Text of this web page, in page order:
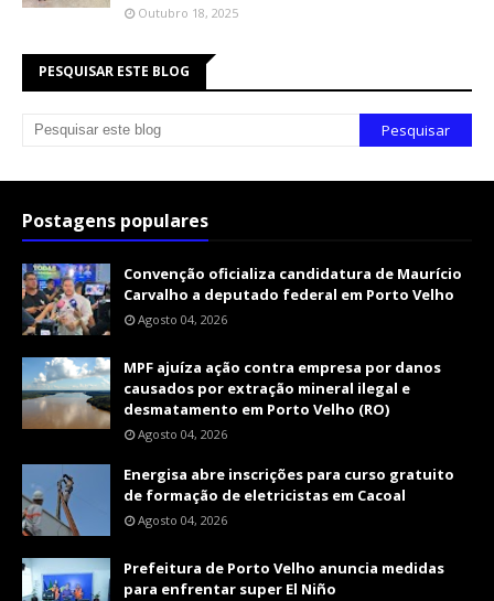
Outubro 18, 2025
PESQUISAR ESTE BLOG
Postagens populares
Convenção oficializa candidatura de Maurício
Carvalho a deputado federal em Porto Velho
Agosto 04, 2026
MPF ajuíza ação contra empresa por danos
causados por extração mineral ilegal e
desmatamento em Porto Velho (RO)
Agosto 04, 2026
Energisa abre inscrições para curso gratuito
de formação de eletricistas em Cacoal
Agosto 04, 2026
Prefeitura de Porto Velho anuncia medidas
para enfrentar super El Niño